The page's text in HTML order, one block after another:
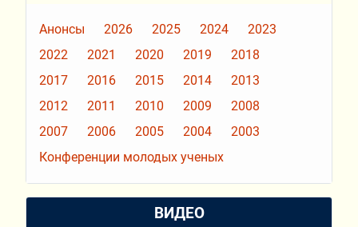
Анонсы 2026 2025 2024
2023
2022
2021 2020 2019
2018
2017
2016 2015 2014
2013
2012
2011 2010 2009
2008
2007
2006 2005 2004
2003
Конференции молодых ученых
ВИДЕО